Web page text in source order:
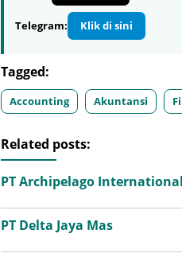
Telegram: Klik di sini
Tagged:
Accounting Akuntansi
Related posts:
PT Archipelago
PT Delta Jaya Mas